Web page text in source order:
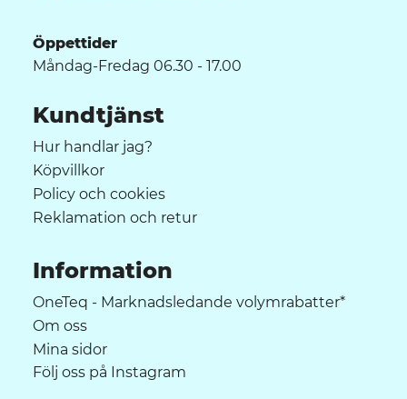
Öppettider
Måndag-Fredag 06.30 - 17.00
Kundtjänst
Hur handlar jag?
Köpvillkor
Policy och cookies
Reklamation och retur
Information
OneTeq - Marknadsledande volymrabatter*
Om oss
Mina sidor
Följ oss på Instagram